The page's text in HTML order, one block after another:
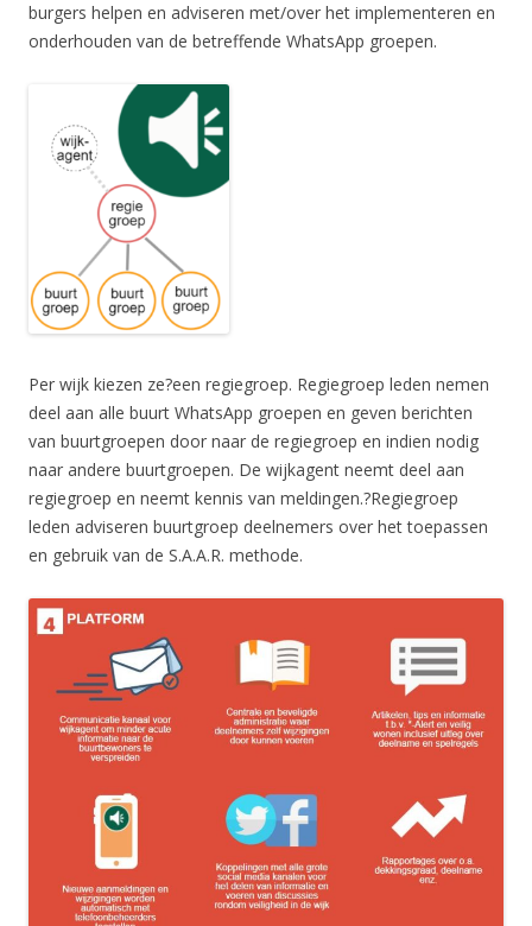
burgers helpen en adviseren met/over het implementeren en
onderhouden van de betreffende WhatsApp groepen.
Per wijk kiezen ze?een regiegroep. Regiegroep leden nemen
deel aan alle buurt WhatsApp groepen en geven berichten
van buurtgroepen door naar de regiegroep en indien nodig
naar andere buurtgroepen. De wijkagent neemt deel aan
regiegroep en neemt kennis van meldingen.?Regiegroep
leden adviseren buurtgroep deelnemers over het toepassen
en gebruik van de S.A.A.R. methode.